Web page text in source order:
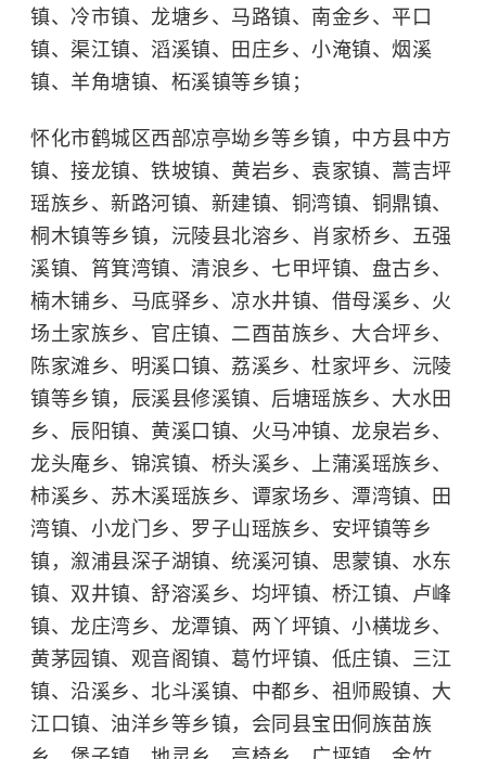
镇、冷市镇、龙塘乡、马路镇、南金乡、平口
镇、渠江镇、滔溪镇、田庄乡、小淹镇、烟溪
镇、羊角塘镇、柘溪镇等乡镇；
怀化市鹤城区西部凉亭坳乡等乡镇，中方县中方
镇、接龙镇、铁坡镇、黄岩乡、袁家镇、蒿吉坪
瑶族乡、新路河镇、新建镇、铜湾镇、铜鼎镇、
桐木镇等乡镇，沅陵县北溶乡、肖家桥乡、五强
溪镇、筲箕湾镇、清浪乡、七甲坪镇、盘古乡、
楠木铺乡、马底驿乡、凉水井镇、借母溪乡、火
场土家族乡、官庄镇、二酉苗族乡、大合坪乡、
陈家滩乡、明溪口镇、荔溪乡、杜家坪乡、沅陵
镇等乡镇，辰溪县修溪镇、后塘瑶族乡、大水田
乡、辰阳镇、黄溪口镇、火马冲镇、龙泉岩乡、
龙头庵乡、锦滨镇、桥头溪乡、上蒲溪瑶族乡、
柿溪乡、苏木溪瑶族乡、谭家场乡、潭湾镇、田
湾镇、小龙门乡、罗子山瑶族乡、安坪镇等乡
镇，溆浦县深子湖镇、统溪河镇、思蒙镇、水东
镇、双井镇、舒溶溪乡、均坪镇、桥江镇、卢峰
镇、龙庄湾乡、龙潭镇、两丫坪镇、小横垅乡、
黄茅园镇、观音阁镇、葛竹坪镇、低庄镇、三江
镇、沿溪乡、北斗溪镇、中都乡、祖师殿镇、大
江口镇、油洋乡等乡镇，会同县宝田侗族苗族